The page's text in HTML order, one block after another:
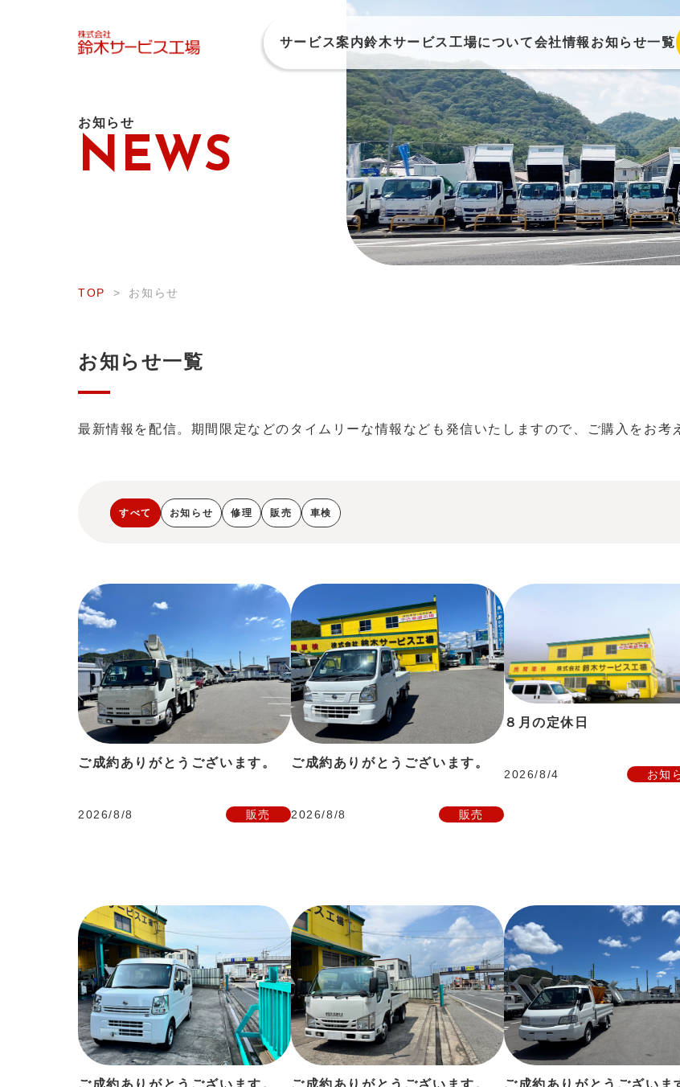
サービス案内
販売 ／ 買取 在庫車一覧
鈴木サービス工場について会社情報 お知らせ一覧
お知らせ
NEWS
TOP お知らせ
お知らせ一覧
最新情報を配信。期間限定などのタイムリーな情報なども発信いたしますので、ご購入をお考
すべて お知らせ 修理 販売 車検
ご成約ありがとうございます。
2026/8/8 販売
ご成約ありがとうございます。
2026/8/8 販売
８月の定休日
2026/8/4 お知
ご成約ありがとうございます。 ご成約ありがとうございます。 ご成約ありがとうございま